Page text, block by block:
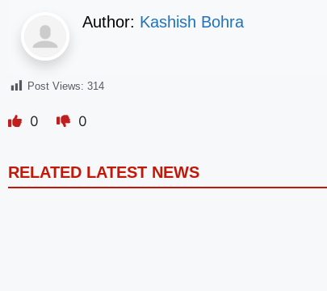
Author: Kashish Bohra
Post Views: 314
0 0
RELATED LATEST NEWS